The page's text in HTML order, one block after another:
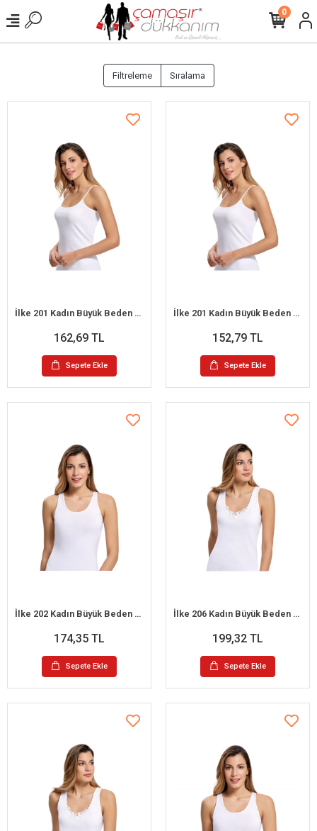
0
Filtreleme Sıralama
İlke 201 Kadın Büyük Beden Mat Biyeli İp Askılı Atlet Beyaz 3XL /48
162,69 TL
Sepete Ekle
İlke 201 Kadın Büyük Beden Mat Biyeli İp Askılı Atlet Beyaz 2XL / 46
152,79 TL
Sepete Ekle
İlke 202 Kadın Büyük Beden Biyeli Geniş Askılı Atlet 3XL / 48
174,35 TL
Sepete Ekle
İlke 206 Kadın Büyük Beden Güpürlü Geniş Askılı Atlet 4XL / 50
199,32 TL
Sepete Ekle